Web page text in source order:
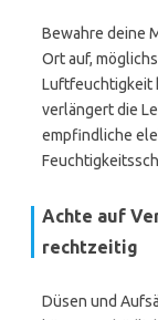
Bewahre deine
Ort auf,
Luftfeuchtigkeit
verlängert die
empfindliche
Achte auf
rechtzeitig
Düsen und